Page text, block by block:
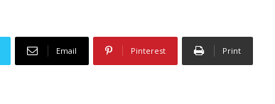
Email Pinterest Print